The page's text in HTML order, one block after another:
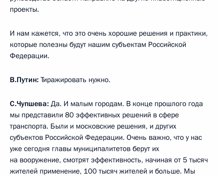
проекты.
И нам кажется, что это очень хорошие решения и практики,
которые полезны будут нашим субъектам Российской
Федерации.
В.Путин: Тиражировать нужно.
С.Чупшева: Да. И малым городам. В конце прошлого года
мы представили 80 эффективных решений в сфере
транспорта. Были и московские решения, и других
субъектов Российской Федерации. Очень важно, что у нас
уже сегодня главы муниципалитетов берут их
на вооружение, смотрят эффективность, начиная от 5 тысяч
жителей применение, 100 тысяч жителей и больше. Мы